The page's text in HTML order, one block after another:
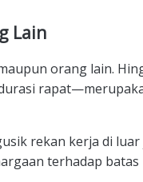
Lain
orang lain.
rekan kerja di
terhadap